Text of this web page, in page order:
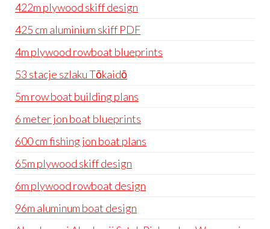
422m plywood skiff design
425 cm aluminium skiff PDF
4m plywood rowboat blueprints
53 stacje szlaku Tōkaidō
5m row boat building plans
6 meter jon boat blueprints
600 cm fishing jon boat plans
65m plywood skiff design
6m plywood rowboat design
96m aluminum boat design